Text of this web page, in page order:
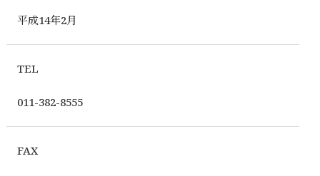
平成14年2月
TEL
011-382-8555
FAX